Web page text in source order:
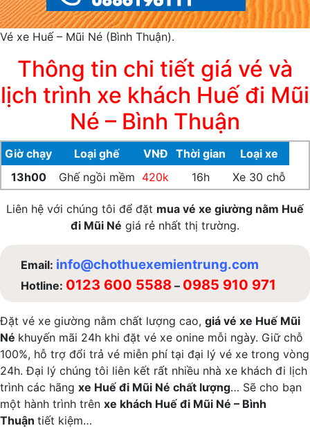
Vé xe Huế – Mũi Né (Bình Thuận).
Thông tin chi tiết giá vé và
lịch trình xe khách Huế đi Mũi
Né – Bình Thuận
Giờ chạy Loại ghế VNĐ Thời gian
Loại xe
13h00
Ghế ngồi mềm 420k 16h Xe 30 chỗ
Liên hệ với chúng tôi để đặt mua vé xe giường nằm Huế
đi Mũi Né giá rẻ nhất thị trường.
Email: info@chothuexemientrung.com
Hotline: 0123 600 5588 – 0985 910 971
Đặt vé xe giường nằm chất lượng cao, giá vé xe Huế Mũi
Né khuyến mãi 24h khi đặt vé xe onine mỗi ngày. Giữ chỗ
100%, hỗ trợ đổi trả vé miễn phí tại đại lý vé xe trong vòng
24h. Đại lý chúng tôi liên kết rất nhiều nhà xe khách đi lịch
trình các hãng xe Huế đi Mũi Né chất lượng… Sẽ cho bạn
một hành trình trên xe khách Huế đi Mũi Né – Bình
Thuận tiết kiệm…